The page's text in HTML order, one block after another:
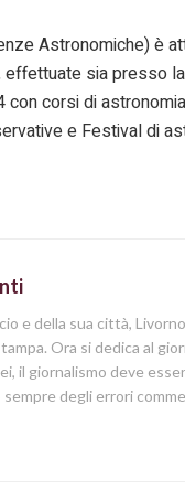
Astronomiche) è
sia presso
con corsi di
e Festival di
e della sua città,
Ora si dedica al
il giornalismo deve
degli errori